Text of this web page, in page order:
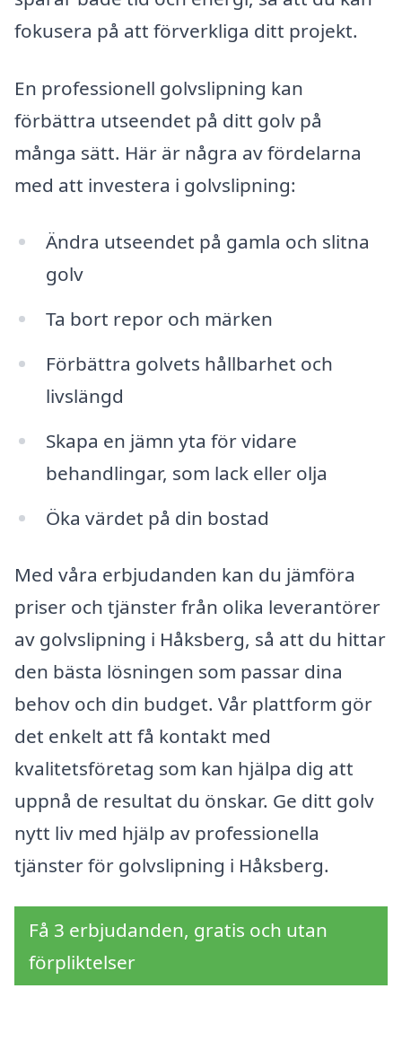
fokusera på att förverkliga ditt projekt.
En professionell golvslipning kan
förbättra utseendet på ditt golv på
många sätt. Här är några av fördelarna
med att investera i golvslipning:
Ändra utseendet på gamla och slitna
golv
Ta bort repor och märken
Förbättra golvets hållbarhet och
livslängd
Skapa en jämn yta för vidare
behandlingar, som lack eller olja
Öka värdet på din bostad
Med våra erbjudanden kan du jämföra
priser och tjänster från olika leverantörer
av golvslipning i Håksberg, så att du hittar
den bästa lösningen som passar dina
behov och din budget. Vår plattform gör
det enkelt att få kontakt med
kvalitetsföretag som kan hjälpa dig att
uppnå de resultat du önskar. Ge ditt golv
nytt liv med hjälp av professionella
tjänster för golvslipning i Håksberg.
Få 3 erbjudanden, gratis och utan
förpliktelser